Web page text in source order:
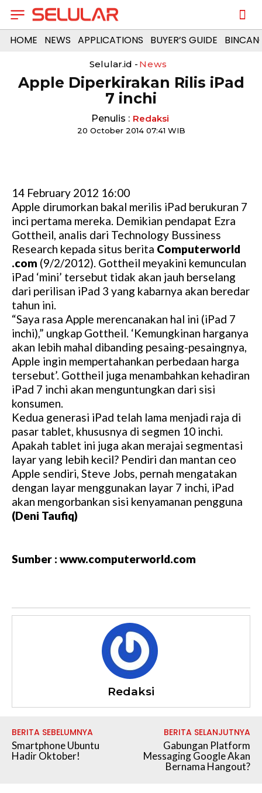
HOME NEWS APPLICATIONS BUYER’S GUIDE
Selular.id - News
Apple Diperkirakan Rilis iPad
7 inchi
Penulis : Redaksi
20 October 2014 07:41 WIB
14 February 2012 16:00
Apple dirumorkan bakal merilis iPad berukuran 7
inci pertama mereka. Demikian pendapat Ezra
Gottheil, analis dari Technology Bussiness
Research kepada situs berita Computerworld
.com (9/2/2012). Gottheil meyakini kemunculan
iPad ‘mini’ tersebut tidak akan jauh berselang
dari perilisan iPad 3 yang kabarnya akan beredar
tahun ini.
“Saya rasa Apple merencanakan hal ini (iPad 7
inchi),” ungkap Gottheil. ‘Kemungkinan harganya
akan lebih mahal dibanding pesaing-pesaingnya,
Apple ingin mempertahankan perbedaan harga
tersebut’. Gottheil juga menambahkan kehadiran
iPad 7 inchi akan menguntungkan dari sisi
konsumen.
Kedua generasi iPad telah lama menjadi raja di
pasar tablet, khususnya di segmen 10 inchi.
Apakah tablet ini juga akan merajai segmentasi
layar yang lebih kecil? Pendiri dan mantan ceo
Apple sendiri, Steve Jobs, pernah mengatakan
dengan layar menggunakan layar 7 inchi, iPad
akan mengorbankan sisi kenyamanan pengguna
(Deni Taufiq)
Sumber : www.computerworld.com
Redaksi
BERITA SEBELUMNYA
Smartphone Ubuntu
Hadir Oktober!
BERITA SELANJUTNYA
Gabungan Platform
Messaging Google Akan
Bernama Hangout?